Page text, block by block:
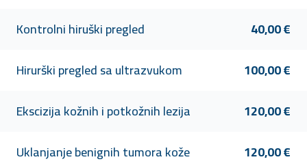
Kontrolni hiruški pregled
40,00 €
Hirurški pregled sa ultrazvukom
100,00 €
Ekscizija kožnih i potkožnih lezija
120,00 €
Uklanjanje benignih tumora kože
120,00 €